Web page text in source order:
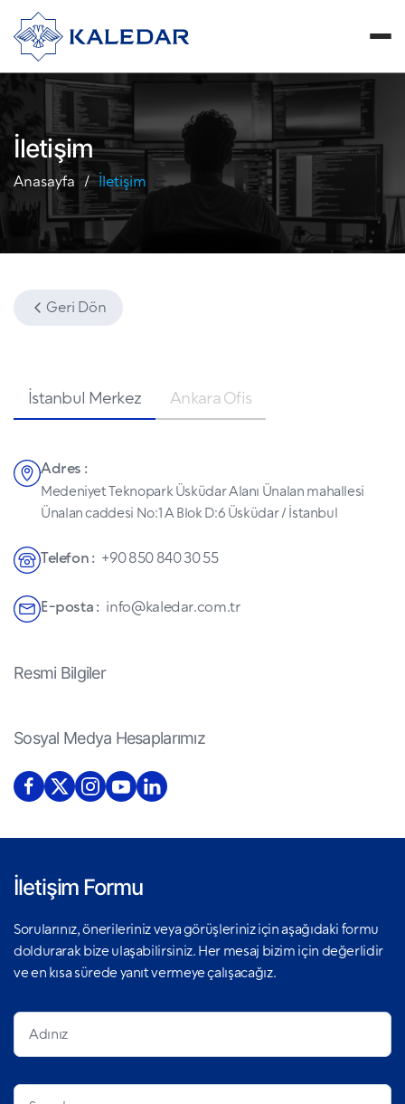
İletişim
Anasayfa İletişim
Geri Dön
İstanbul Merkez Ankara Ofis
Adres :
Medeniyet Teknopark Üsküdar Alanı Ünalan mahallesi
Ünalan caddesi No:1 A Blok D:6 Üsküdar / İstanbul
Telefon : +90 850 840 30 55
E-posta : info@kaledar.com.tr
Resmi Bilgiler
Sosyal Medya Hesaplarımız
İletişim Formu
Sorularınız, önerileriniz veya görüşleriniz için aşağıdaki formu
doldurarak bize ulaşabilirsiniz. Her mesaj bizim için değerlidir
ve en kısa sürede yanıt vermeye çalışacağız.